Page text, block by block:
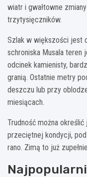
wiatr i gwałtowne
trzytysięczników.
Szlak w większości jest
schroniska Musala teren
odcinek kamienisty,
granią. Ostatnie metry
deszczu lub przy
miesiącach.
Trudność można
przeciętnej kondycji,
rano. Zimą to już